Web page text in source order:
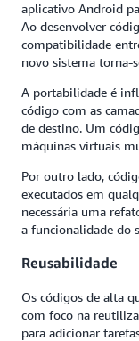
aplicativo Android
Ao desenvolver
compatibilidade
novo sistema torna-
A portabilidade é
código com as
de destino. Um
máquinas virtuais
Por outro lado,
executados em
necessária uma
a funcionalidade do
Reusabilidade
Os códigos de alta
com foco na
para adicionar